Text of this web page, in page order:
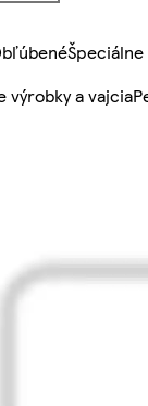
výrobky a vajcia